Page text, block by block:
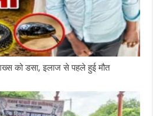
को डसा, इलाज से पहले हुई मौत